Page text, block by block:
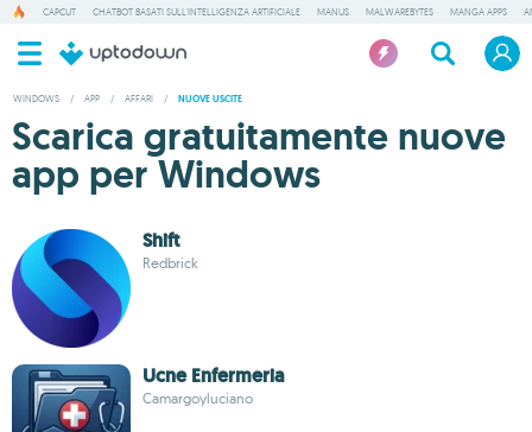
CAPCUT CHATBOT BASATI SULL'INTELLIGENZA ARTIFICIALE MANUS MALWAREBYTES MANGA APPS
WINDOWS / APP / AFFARI / NUOVE USCITE
Scarica gratuitamente nuove
app per Windows
Shift
Redbrick
Ucne Enfermeria
Camargoyluciano